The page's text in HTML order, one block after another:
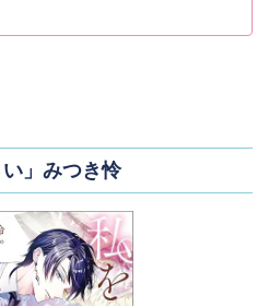
い」みつき怜